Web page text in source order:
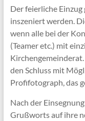
Der feierliche
inszeniert werden.
wenn alle bei der
(Teamer etc.) mit
den Schluss mit
Profifotograph, das
Nach der
Grußworts auf ihre